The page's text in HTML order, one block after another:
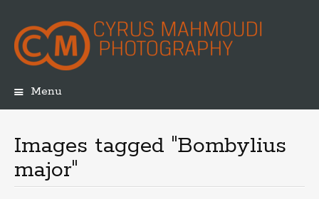
Menu
Images tagged "Bombylius
major"